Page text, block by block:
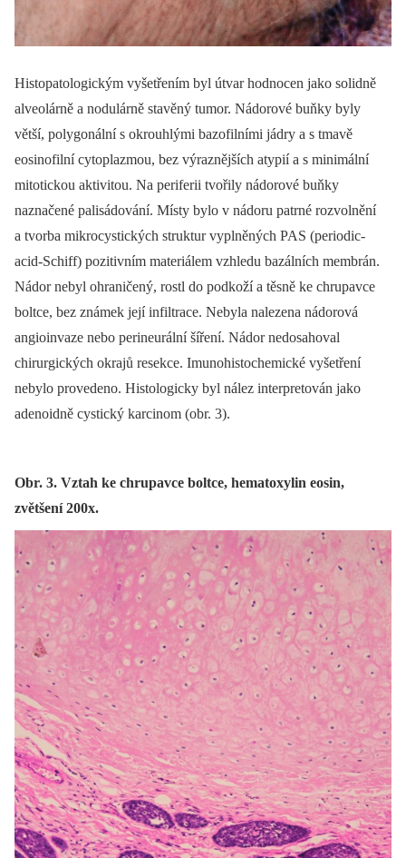
Histopatologickým vyšetřením byl útvar hodnocen jako solidně
alveolárně a nodulárně stavěný tumor. Nádorové buňky byly
větší, polygonální s okrouhlými bazofilními jádry a s tmavě
eosinofilní cytoplazmou, bez výraznějších atypií a s minimální
mitotickou aktivitou. Na periferii tvořily nádorové buňky
naznačené palisádování. Místy bylo v nádoru patrné rozvolnění
a tvorba mikrocystických struktur vyplněných PAS (periodic-
acid-Schiff) pozitivním materiálem vzhledu bazálních membrán.
Nádor nebyl ohraničený, rostl do podkoží a těsně ke chrupavce
boltce, bez známek její infiltrace. Nebyla nalezena nádorová
angioinvaze nebo perineurální šíření. Nádor nedosahoval
chirurgických okrajů resekce. Imunohistochemické vyšetření
nebylo provedeno. Histologicky byl nález interpretován jako
adenoidně cystický karcinom (obr. 3).
Obr. 3. Vztah ke chrupavce boltce, hematoxylin eosin,
zvětšení 200x.